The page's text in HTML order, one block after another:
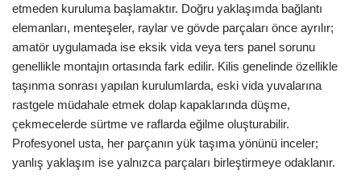
etmeden kuruluma başlamaktır. Doğru yaklaşımda bağlantı
elemanları, menteşeler, raylar ve gövde parçaları önce ayrılır;
amatör uygulamada ise eksik vida veya ters panel sorunu
genellikle montajın ortasında fark edilir. Kilis genelinde özellikle
taşınma sonrası yapılan kurulumlarda, eski vida yuvalarına
rastgele müdahale etmek dolap kapaklarında düşme,
çekmecelerde sürtme ve raflarda eğilme oluşturabilir.
Profesyonel usta, her parçanın yük taşıma yönünü inceler;
yanlış yaklaşım ise yalnızca parçaları birleştirmeye odaklanır.